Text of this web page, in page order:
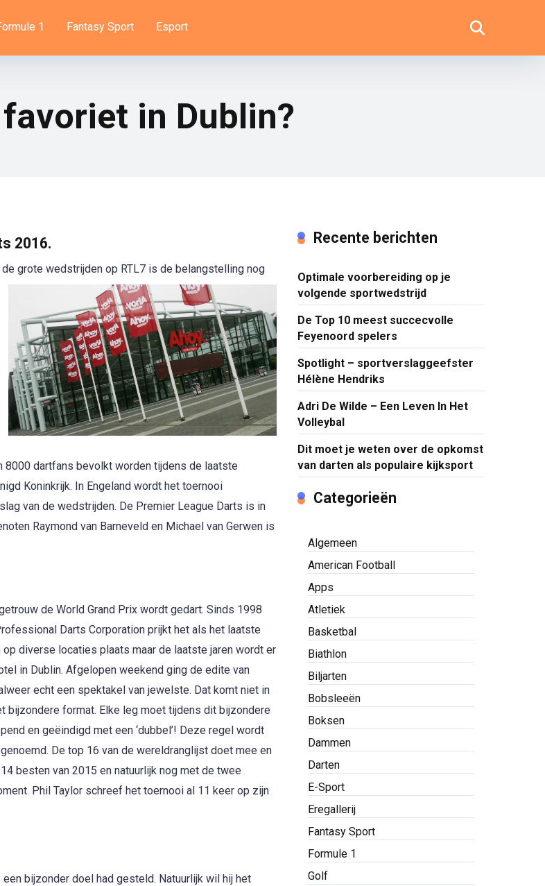
1 Fantasy Sport Esport
in Dublin?
2016.
grote wedstrijden op RTL7 is de belangstelling nog
8000 dartfans bevolkt worden tijdens de laatste
Koninkrijk. In Engeland wordt het toernooi
van de wedstrijden. De Premier League Darts is in
Raymond van Barneveld en Michael van Gerwen is
de World Grand Prix wordt gedart. Sinds 1998
Darts Corporation prijkt het als het laatste
diverse locaties plaats maar de laatste jaren wordt er
in Dublin. Afgelopen weekend ging de edite van
echt een spektakel van jewelste. Dat komt niet in
bijzondere format. Elke leg moet tijdens dit bijzondere
en geëindigd met een ‘dubbel’! Deze regel wordt
genoemd. De top 16 van de wereldranglijst doet mee en
besten van 2015 en natuurlijk nog met de twee
Phil Taylor schreef het toernooi al 11 keer op zijn
bijzonder doel had gesteld. Natuurlijk wil hij het
Recente berichten
Optimale voorbereiding op je
volgende sportwedstrijd
De Top 10 meest succecvolle
Feyenoord spelers
Spotlight – sportverslaggeefster
Hélène Hendriks
Adri De Wilde – Een Leven In Het
Volleybal
Dit moet je weten over de opkomst
van darten als populaire kijksport
Categorieën
Algemeen
American Football
Apps
Atletiek
Basketbal
Biathlon
Biljarten
Bobsleeën
Boksen
Dammen
Darten
E-Sport
Eregallerij
Fantasy Sport
Formule 1
Golf